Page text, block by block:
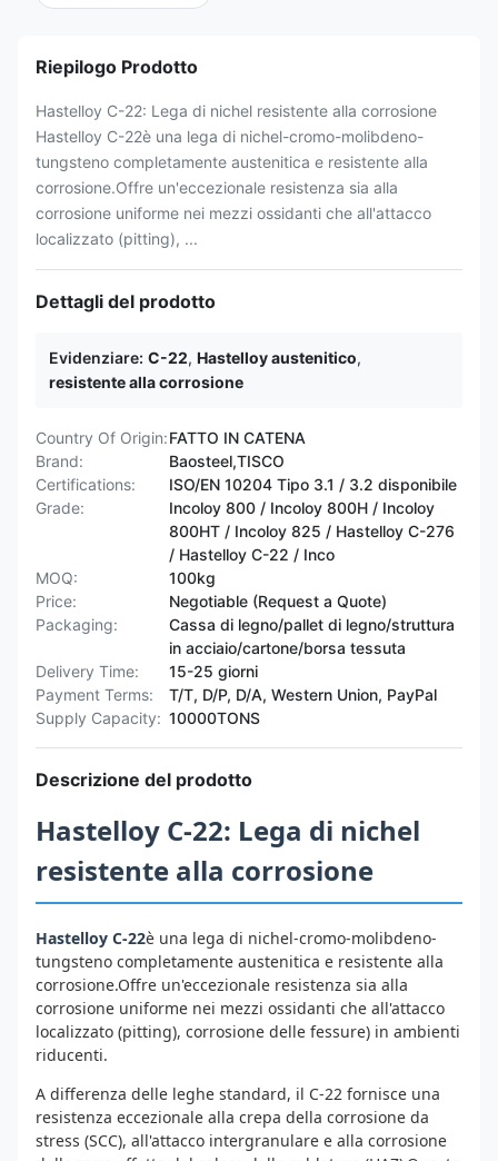
Riepilogo Prodotto
Hastelloy C-22: Lega di nichel resistente alla corrosione
Hastelloy C-22è una lega di nichel-cromo-molibdeno-
tungsteno completamente austenitica e resistente alla
corrosione.Offre un'eccezionale resistenza sia alla
corrosione uniforme nei mezzi ossidanti che all'attacco
localizzato (pitting), ...
Dettagli del prodotto
Evidenziare: C-22, Hastelloy austenitico,
resistente alla corrosione
Country Of Origin:FATTO IN CATENA
Brand:
Baosteel,TISCO
Certifications:
ISO/EN 10204 Tipo 3.1 / 3.2 disponibile
Grade:
Incoloy 800 / Incoloy 800H / Incoloy
800HT / ​​Incoloy 825 / Hastelloy C-276
/ Hastelloy C-22 / Inco
MOQ:
100kg
Price:
Negotiable (Request a Quote)
Packaging:
Cassa di legno/pallet di legno/struttura
in acciaio/cartone/borsa tessuta
Delivery Time:
15-25 giorni
Payment Terms:
T/T, D/P, D/A, Western Union, PayPal
Supply Capacity: 10000TONS
Descrizione del prodotto
Hastelloy C-22: Lega di nichel
resistente alla corrosione
Hastelloy C-22è una lega di nichel-cromo-molibdeno-
tungsteno completamente austenitica e resistente alla
corrosione.Offre un'eccezionale resistenza sia alla
corrosione uniforme nei mezzi ossidanti che all'attacco
localizzato (pitting), corrosione delle fessure) in ambienti
riducenti.
A differenza delle leghe standard, il C-22 fornisce una
resistenza eccezionale alla crepa della corrosione da
stress (SCC), all'attacco intergranulare e alla corrosione